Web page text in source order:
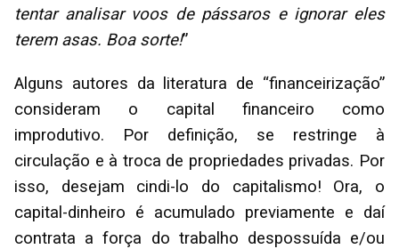
tentar analisar voos de pássaros e ignorar eles
terem asas. Boa sorte!”
Alguns autores da literatura de “financeirização”
consideram o capital financeiro como
improdutivo. Por definição, se restringe à
circulação e à troca de propriedades privadas. Por
isso, desejam cindi-lo do capitalismo! Ora, o
capital-dinheiro é acumulado previamente e daí
contrata a força do trabalho despossuída e/ou